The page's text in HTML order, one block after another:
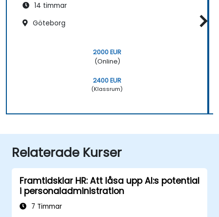
14 timmar
Göteborg
2000 EUR
(Online)
2400 EUR
(Klassrum)
Relaterade Kurser
Framtidsklar HR: Att låsa upp AI:s potential
i personaladministration
7 Timmar